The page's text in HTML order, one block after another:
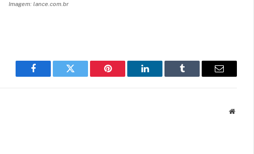
Imagem: lance.com.br
Facebook Twitter Pinterest LinkedIn Tumblr Email
Website